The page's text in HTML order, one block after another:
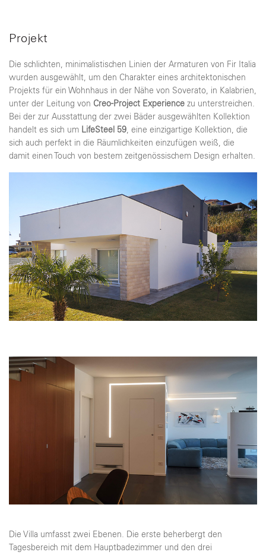
Projekt
Die schlichten, minimalistischen Linien der Armaturen von Fir Italia
wurden ausgewählt, um den Charakter eines architektonischen
Projekts für ein Wohnhaus in der Nähe von Soverato, in Kalabrien,
unter der Leitung von Creo-Project Experience zu unterstreichen.
Bei der zur Ausstattung der zwei Bäder ausgewählten Kollektion
handelt es sich um LifeSteel 59, eine einzigartige Kollektion, die
sich auch perfekt in die Räumlichkeiten einzufügen weiß, die
damit einen Touch von bestem zeitgenössischem Design erhalten.
Die Villa umfasst zwei Ebenen. Die erste beherbergt den
Tagesbereich mit dem Hauptbadezimmer und den drei